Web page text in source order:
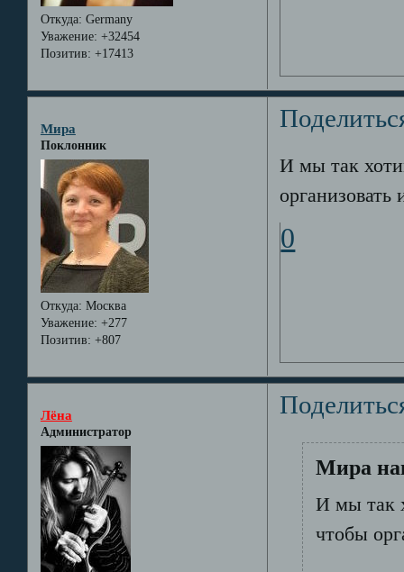
Откуда: Germany
Уважение: +32454
Позитив: +17413
Мира
Поклонник
Откуда: Москва
Уважение: +277
Позитив: +807
И мы так
организовать
0
Лёна
Администратор
Мира
И мы так
чтобы